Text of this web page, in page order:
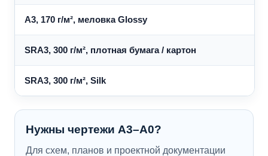
A3, 170 г/м², меловка Glossy
SRA3, 300 г/м², плотная бумага / картон
SRA3, 300 г/м², Silk
Нужны чертежи A3–A0?
Для схем, планов и проектной документации